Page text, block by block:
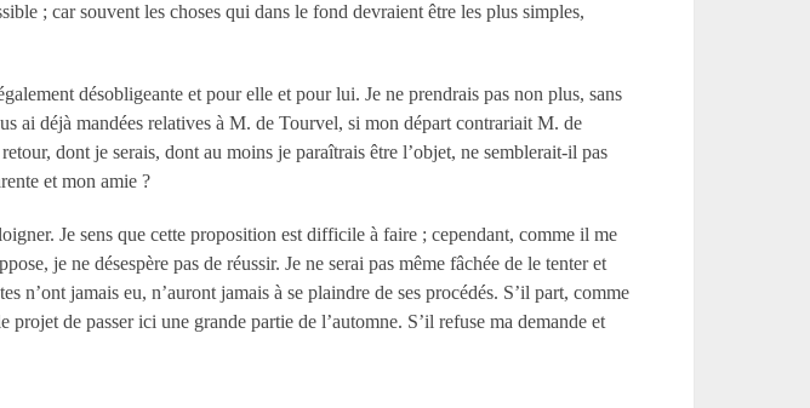
; car souvent les choses qui dans le fond devraient être les plus simples,
désobligeante et pour elle et pour lui. Je ne prendrais pas non plus, sans
ai déjà mandées relatives à M. de Tourvel, si mon départ contrariait M. de
dont je serais, dont au moins je paraîtrais être l’objet, ne semblerait-il pas
et mon amie ?
Je sens que cette proposition est difficile à faire ; cependant, comme il me
je ne désespère pas de réussir. Je ne serai pas même fâchée de le tenter et
jamais eu, n’auront jamais à se plaindre de ses procédés. S’il part, comme
de passer ici une grande partie de l’automne. S’il refuse ma demande et